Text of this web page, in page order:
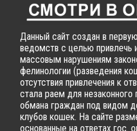
Данный сайт создан в
ведомств с целью привлечь
массовым нарушениям
фелинологии (разведения
отсутствия привлечения к
стала раем для незаконного
обмана граждан под видом
клубов кошек. На сайте
основанные на ответах гос.